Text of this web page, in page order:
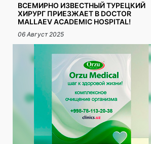
ВСЕМИРНО ИЗВЕСТНЫЙ ТУРЕЦКИЙ
ХИРУРГ ПРИЕЗЖАЕТ В DOCTOR
MALLAEV ACADEMIC HOSPITAL!
06 Август 2025